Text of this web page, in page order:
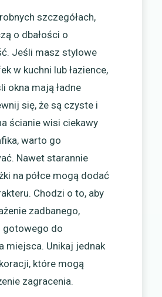
szczegółach,
o dbałości o
Jeśli masz stylowe
w kuchni lub łazience,
okna mają ładne
się, że są czyste i
ścianie wisi ciekawy
warto go
Nawet starannie
na półce mogą dodać
Chodzi o to, aby
zadbanego,
gotowego do
miejsca. Unikaj jednak
które mogą
zagracenia.